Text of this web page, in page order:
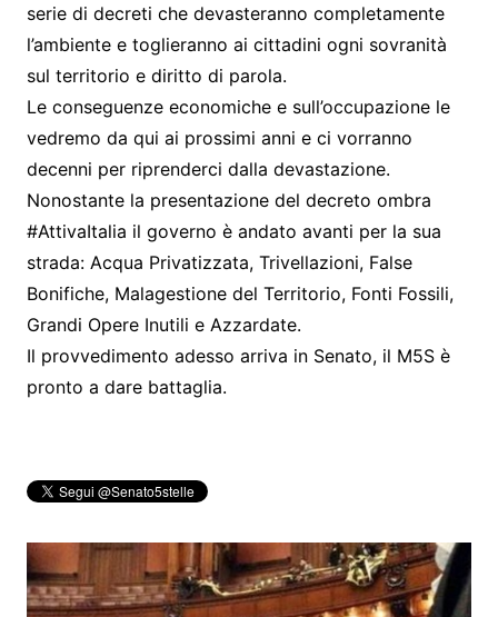
serie di decreti che devasteranno completamente
l’ambiente e toglieranno ai cittadini ogni sovranità
sul territorio e diritto di parola.
Le conseguenze economiche e sull’occupazione le
vedremo da qui ai prossimi anni e ci vorranno
decenni per riprenderci dalla devastazione.
Nonostante la presentazione del decreto ombra
#AttivaItalia il governo è andato avanti per la sua
strada: Acqua Privatizzata, Trivellazioni, False
Bonifiche, Malagestione del Territorio, Fonti Fossili,
Grandi Opere Inutili e Azzardate.
Il provvedimento adesso arriva in Senato, il M5S è
pronto a dare battaglia.